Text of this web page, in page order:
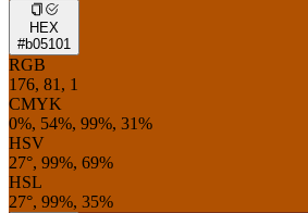
HEX
#b05101
RGB
176, 81, 1
CMYK
0%, 54%, 99%, 31%
HSV
27°, 99%, 69%
HSL
27°, 99%, 35%